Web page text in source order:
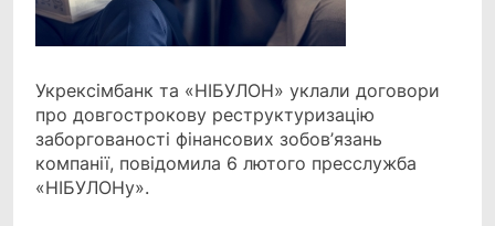
Укрексімбанк та «НІБУЛОН» уклали договори
про довгострокову реструктуризацію
заборгованості фінансових зобов’язань
компанії, повідомила 6 лютого пресслужба
«НІБУЛОНу».